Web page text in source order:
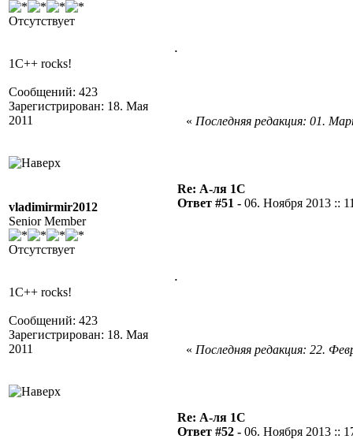
Отсутствует
1C++ rocks!
Сообщений: 423
Зарегистрирован: 18. Мая
2011
.
« Последняя редакция: 01.
vladimirmir2012
Senior Member
Отсутствует
1C++ rocks!
Сообщений: 423
Зарегистрирован: 18. Мая
2011
Re: А-ля 1С
Ответ #51 - 06. Ноября 2013 ::
.
« Последняя редакция: 22.
Re: А-ля 1С
Ответ #52 - 06. Ноября 2013 ::